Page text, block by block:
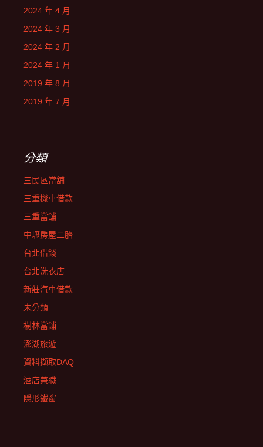
2024 年 4 月
2024 年 3 月
2024 年 2 月
2024 年 1 月
2019 年 8 月
2019 年 7 月
分類
三民區當舖
三重機車借款
三重當舖
中壢房屋二胎
台北借錢
台北洗衣店
新莊汽車借款
未分類
樹林當鋪
澎湖旅遊
資料擷取DAQ
酒店兼職
隱形鐵窗